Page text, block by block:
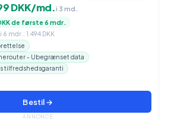
DKK/md.i 3 md.
de første 6 mdr.
mdr.: 1.494 DKK
- Ubegrænset data
tilfredshedsgaranti
Bestil →
ANNONCE